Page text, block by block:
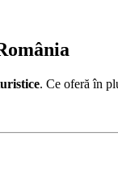
. Ce oferă în